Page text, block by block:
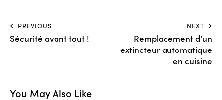
PREVIOUS
Sécurité avant tout !
NEXT
Remplacement d’un
extincteur automatique
en cuisine
You May Also Like